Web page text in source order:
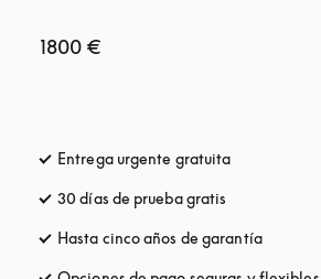
1800 €
Entrega urgente gratuita
30 días de prueba gratis
Hasta cinco años de garantía